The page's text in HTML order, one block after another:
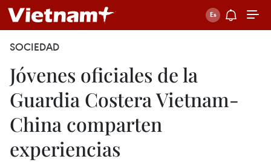
SOCIEDAD
Jóvenes oficiales de la
Guardia Costera Vietnam-
China comparten
experiencias